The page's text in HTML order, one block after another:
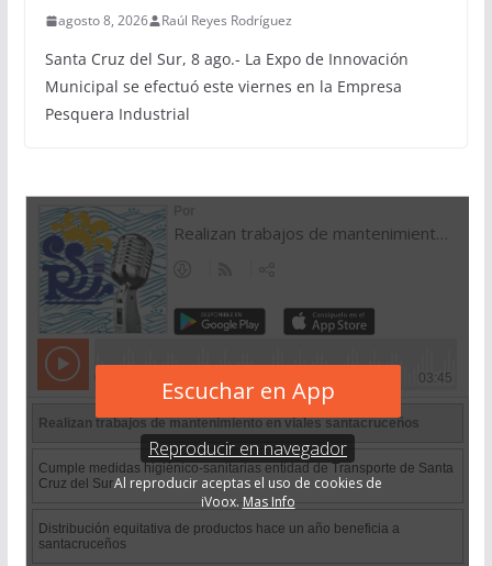
agosto 8, 2026 Raúl Reyes Rodríguez
Santa Cruz del Sur, 8 ago.- La Expo de Innovación
Municipal se efectuó este viernes en la Empresa
Pesquera Industrial